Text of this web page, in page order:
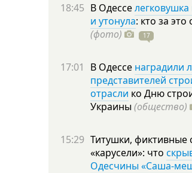
18:45 В Одессе
и утонула: кто за
(фото)
17
17:01 В Одессе наградили
представителей
отрасли ко Дню
Украины (общество)
15:29 Титушки, фиктивные
«карусели»: что
Одесчины «Саша-